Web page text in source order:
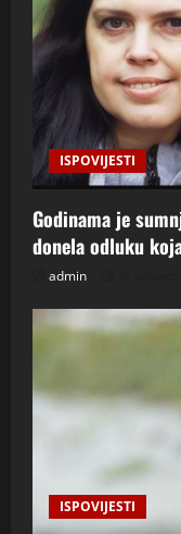
ISPOVIJESTI
Godinama je
donela odluku
admin
ISPOVIJESTI